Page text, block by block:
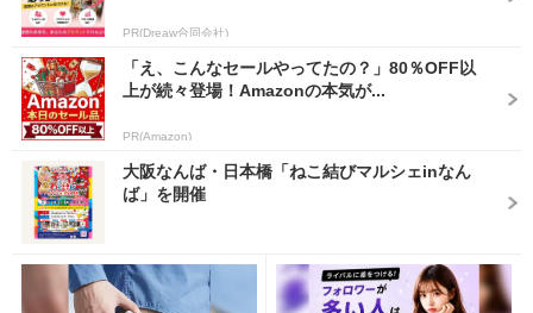
PR(Dreaw合同会社)
「え、こんなセールやってたの？」80％OFF以
上が続々登場！Amazonの本気が...
PR(Amazon)
大阪なんば・日本橋「ねこ結びマルシェinなん
ば」を開催